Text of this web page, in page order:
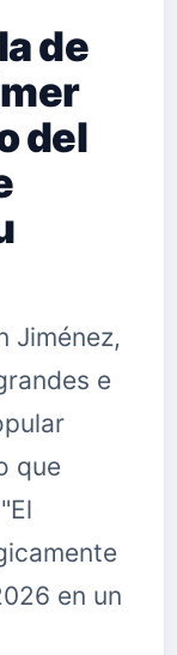
de
del
Jiménez,
e
que
en un